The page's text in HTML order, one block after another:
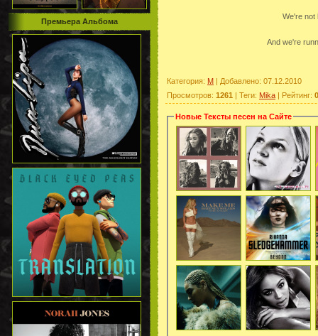
Премьера Альбома
We're not
And we're
Категория: M Добавлено: 07.12.2010
Просмотров: 1261 Теги: Mika Рейтинг:
Новые Тексты песен на Сайте